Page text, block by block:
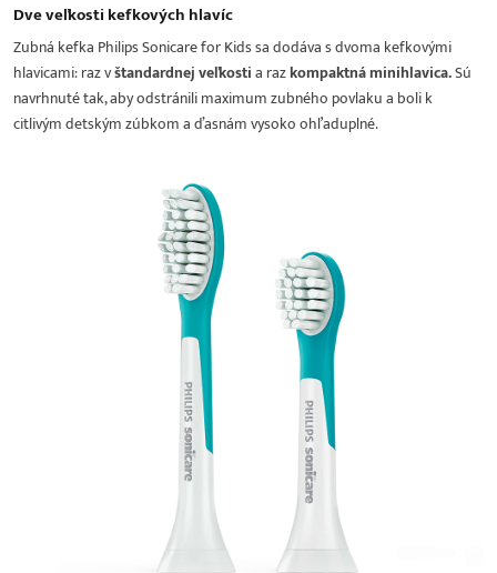
Dve veľkosti kefkových hlavíc
Zubná kefka Philips Sonicare for Kids sa dodáva s dvoma kefkovými
hlavicami: raz vštandardnej veľkostia razkompaktná minihlavica.Sú
navrhnuté tak, aby odstránili maximum zubného povlaku a boli k
citlivým detským zúbkom a ďasnám vysoko ohľaduplné.